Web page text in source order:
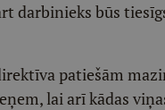
darbinieks būs
patiešām
lai arī kādas